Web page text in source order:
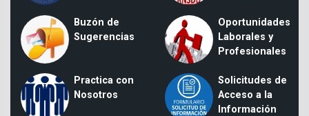
Buzón de
Sugerencias
Oportunidades
Laborales y
Profesionales
Practica con
Nosotros
Solicitudes de
Acceso a la
Información